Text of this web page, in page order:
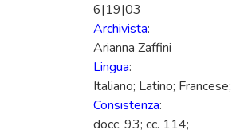
6|19|03
Archivista:
Arianna Zaffini
Lingua:
Italiano; Latino; Francese;
Consistenza:
docc. 93; cc. 114;